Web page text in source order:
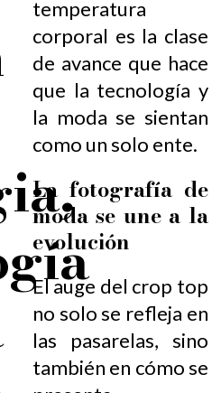
temperatura
corporal es la clase
de avance que hace
que la tecnología y
la moda se sientan
como un solo ente.
La fotografía de
moda se une a la
evolución
El auge del crop top
no solo se refleja en
las pasarelas, sino
también en cómo se